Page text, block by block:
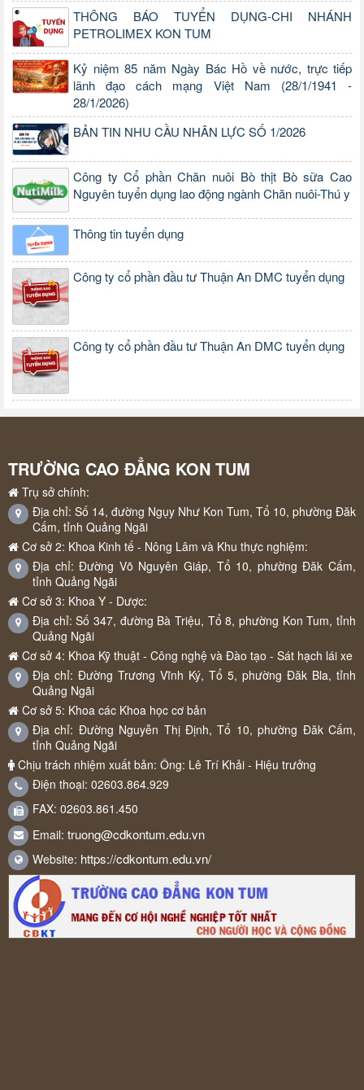
THÔNG BÁO TUYỂN DỤNG-CHI NHÁNH
PETROLIMEX KON TUM
Kỷ niệm 85 năm Ngày Bác Hồ về nước, trực tiếp
lãnh đạo cách mạng Việt Nam (28/1/1941 -
28/1/2026)
BẢN TIN NHU CẦU NHÂN LỰC SỐ 1/2026
Công ty Cổ phần Chăn nuôi Bò thịt Bò sữa Cao
Nguyên tuyển dụng lao động ngành Chăn nuôi-Thú y
Thông tin tuyển dụng
Công ty cổ phần đầu tư Thuận An DMC tuyển dụng
Công ty cổ phần đầu tư Thuận An DMC tuyển dụng
TRƯỜNG CAO ĐẲNG KON TUM
Trụ sở chính:
Địa chỉ: Số 14, đường Ngụy Như Kon Tum, Tổ 10, phường Đăk
Cấm, tỉnh Quảng Ngãi
Cơ sở 2: Khoa Kinh tế - Nông Lâm và Khu thực nghiệm:
Địa chỉ: Đường Võ Nguyên Giáp, Tổ 10, phường Đăk Cấm,
tỉnh Quảng Ngãi
Cơ sở 3: Khoa Y - Dược:
Địa chỉ: Số 347, đường Bà Triệu, Tổ 8, phường Kon Tum, tỉnh
Quảng Ngãi
Cơ sở 4: Khoa Kỹ thuật - Công nghệ và Đào tạo - Sát hạch lái xe
Địa chỉ: Đường Trương Vĩnh Ký, Tổ 5, phường Đăk Bla, tỉnh
Quảng Ngãi
Cơ sở 5: Khoa các Khoa học cơ bản
Địa chỉ: Đường Nguyễn Thị Định, Tổ 10, phường Đăk Cấm,
tỉnh Quảng Ngãi
Chịu trách nhiệm xuất bản: Ông: Lê Trí Khải - Hiệu trưởng
Điện thoại: 02603.864.929
FAX: 02603.861.450
Email: truong@cdkontum.edu.vn
Website: https://cdkontum.edu.vn/